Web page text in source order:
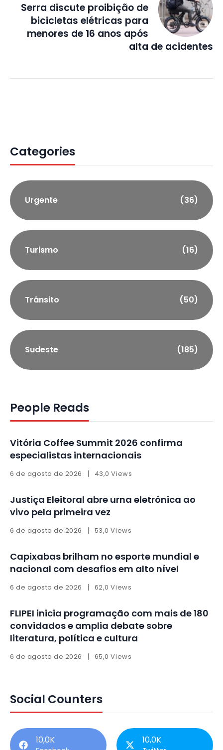
Serra discute proibição de
bicicletas elétricas para
menores de 16 anos após
alta de acidentes
Categories
Urgente (36)
Turismo (16)
Trânsito (50)
Sudeste (185)
People Reads
Vitória Coffee Summit 2026 confirma
especialistas internacionais
6 de agosto de 2026 43,0 Views
Justiça Eleitoral abre urna eletrônica ao
vivo pela primeira vez
6 de agosto de 2026 53,0 Views
Capixabas brilham no esporte mundial e
nacional com desafios em alto nível
6 de agosto de 2026 62,0 Views
FLIPEI inicia programação com mais de 180
convidados e amplia debate sobre
literatura, política e cultura
6 de agosto de 2026 65,0 Views
Social Counters
10,0K 10,0K